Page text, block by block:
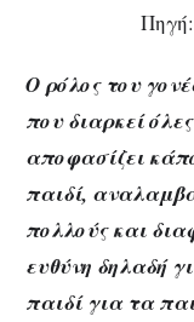
Ο ρόλος του
που διαρκεί
αποφασίζει
παιδί,
πολλούς και
ευθύνη δηλαδή
παιδί για τα